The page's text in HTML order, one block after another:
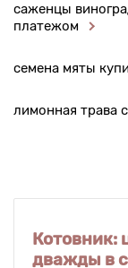
саженцы
платежом
семена мяты
лимонная трава
Котовник:
дважды в